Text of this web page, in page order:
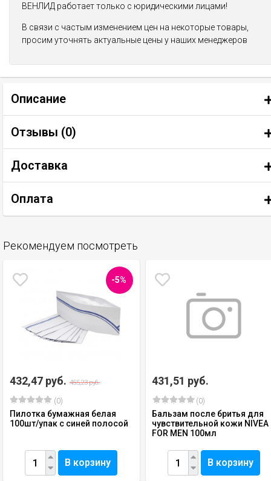
ВЕНЛИД работает только с юридическими лицами!
В связи с частым изменением цен на некоторые товары,
просим уточнять актуальные цены у наших менеджеров
Описание
Отзывы (0)
Доставка
Оплата
Рекомендуем посмотреть
-5%
432,47 руб. 455,23 руб.
(0)
Пилотка бумажная белая
100шт/упак с синей полосой
В корзину
431,51 руб.
(0)
Бальзам после бритья для
чувствительной кожи NIVEA
FOR MEN 100мл
В корзину